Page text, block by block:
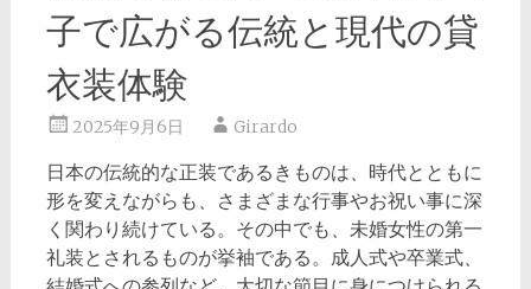
子で広がる伝統と現代の貸
衣装体験
2025年9月6日 Girardo
日本の伝統的な正装であるきものは、時代とともに
形を変えながらも、さまざまな行事やお祝い事に深
く関わり続けている。 その中でも、未婚女性の第一
礼装とされるものが挙袖である。成人式や卒業式、